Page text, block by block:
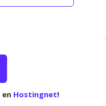
en Hostingnet!